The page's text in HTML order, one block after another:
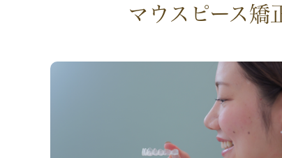
マウスピース矯